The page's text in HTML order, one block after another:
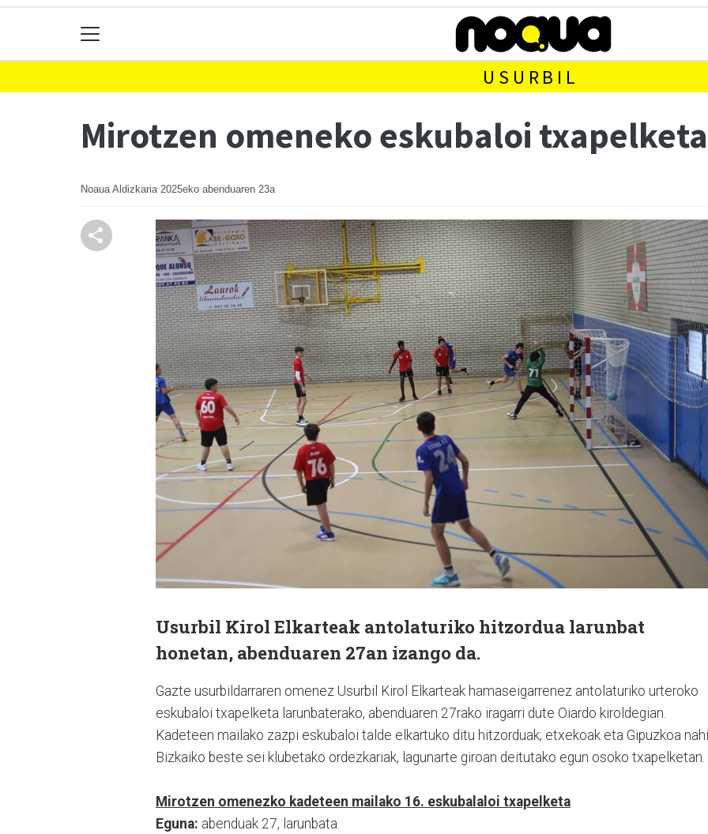
USURBIL
Mirotzen omeneko eskubaloi
Noaua Aldizkaria 2025eko abenduaren 23a
Usurbil Kirol Elkarteak antolaturiko hitzordua larunbat
honetan, abenduaren 27an izango da.
Gazte usurbildarraren omenez Usurbil Kirol Elkarteak hamaseigarrenez antolaturiko urteroko
eskubaloi txapelketa larunbaterako, abenduaren 27rako iragarri dute Oiardo kiroldegian.
Kadeteen mailako zazpi eskubaloi talde elkartuko ditu hitzorduak; etxekoak eta Gipuzkoa
Bizkaiko beste sei klubetako ordezkariak, lagunarte giroan deitutako egun osoko txapelketan.
Mirotzen omenezko kadeteen mailako 16. eskubalaloi txapelketa
Eguna: abenduak 27, larunbata.